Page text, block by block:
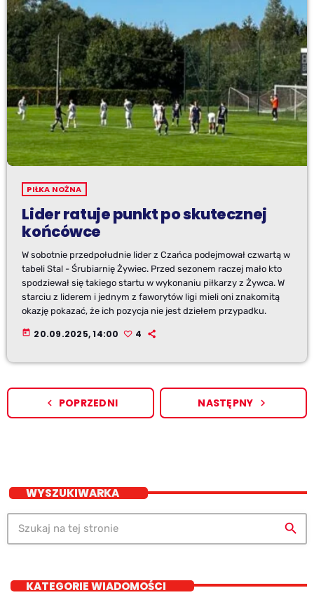
PIŁKA NOŻNA
Lider ratuje punkt po skutecznej
końcówce
W sobotnie przedpołudnie lider z Czańca podejmował czwartą w
tabeli Stal - Śrubiarnię Żywiec. Przed sezonem raczej mało kto
spodziewał się takiego startu w wykonaniu piłkarzy z Żywca. W
starciu z liderem i jednym z faworytów ligi mieli oni znakomitą
okazję pokazać, że ich pozycja nie jest dziełem przypadku.
today 20.09.2025, 14:00 4
navigate_before POPRZEDNI NASTĘPNY navigate_next
WYSZUKIWARKA
search
KATEGORIE WIADOMOŚCI